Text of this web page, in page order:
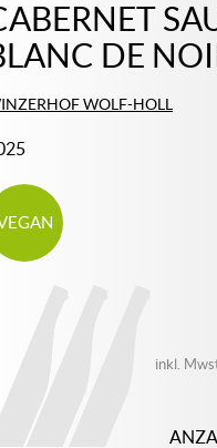
DE
WOLF-HOLL
inkl.